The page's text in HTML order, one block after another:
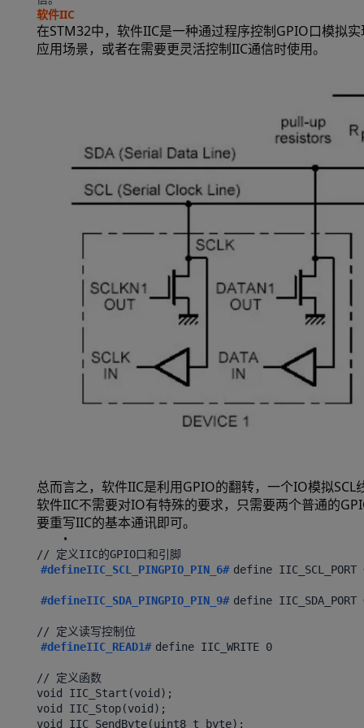
软件IIC
在STM32中，软件IIC是一种通过程序控制GPIO口模拟
应用场景，或者在需要更灵活控制IIC通信时使用。
总而言之，软件IIC是利用GPIO的翻转，一个IO模拟
软件IIC不需要对IO有特殊的要求，只需要两个普通的
要重写IIC的基本通讯即可。
#defineIIC_SCL_PINGPIO_PIN_6# define IIC_SCL_PORT
#defineIIC_SDA_PINGPIO_PIN_9# define IIC_SDA_PORT
#defineIIC_READ1# define IIC_WRITE 0
// 定义函数
void IIC_Start(void);
void IIC_Stop(void);
void IIC_SendByte(uint8_t byte);